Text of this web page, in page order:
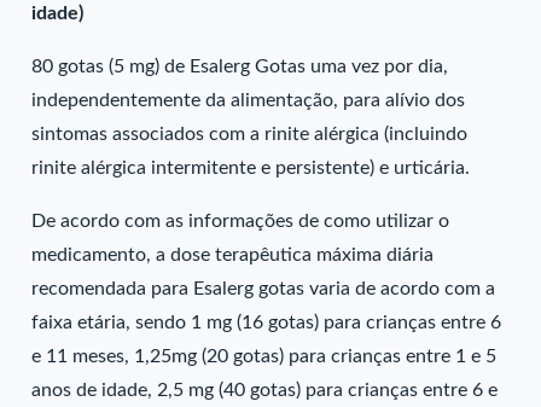
idade)
80 gotas (5 mg) de Esalerg Gotas uma vez por dia,
independentemente da alimentação, para alívio dos
sintomas associados com a rinite alérgica (incluindo
rinite alérgica intermitente e persistente) e urticária.
De acordo com as informações de como utilizar o
medicamento, a dose terapêutica máxima diária
recomendada para Esalerg gotas varia de acordo com a
faixa etária, sendo 1 mg (16 gotas) para crianças entre 6
e 11 meses, 1,25mg (20 gotas) para crianças entre 1 e 5
anos de idade, 2,5 mg (40 gotas) para crianças entre 6 e